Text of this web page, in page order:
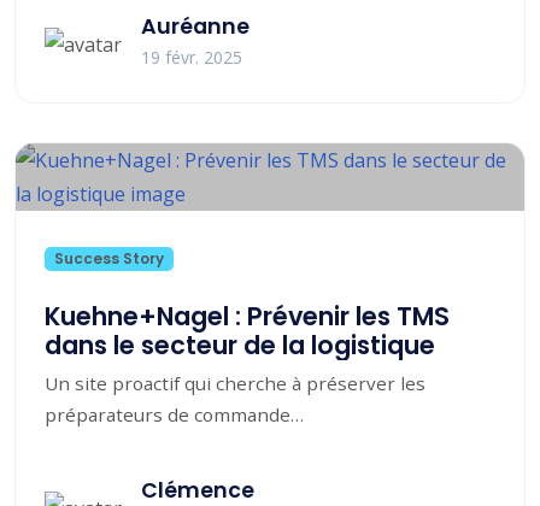
93% des maladies professionnelles déclarées...
Auréanne
19 févr. 2025
Success Story
Kuehne+Nagel : Prévenir les TMS
dans le secteur de la logistique
Un site proactif qui cherche à préserver les
préparateurs de commande
Clémence